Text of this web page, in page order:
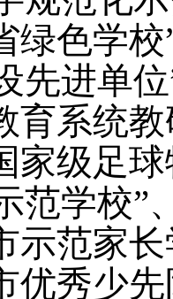
绿色学
先进单
育系统
家级足
范学校”
示范家
优秀少